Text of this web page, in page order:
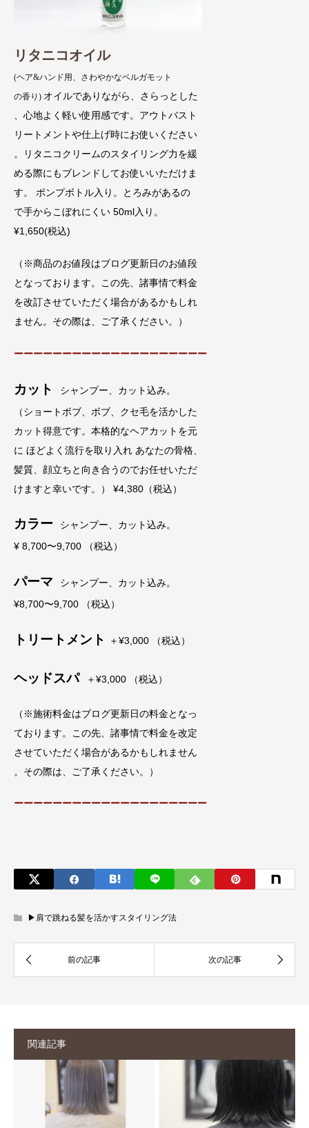
リタニコオイル
(ヘア&ハンド用、さわやかなベルガモット
の香り) オイルでありながら、さらっとした
、心地よく軽い使用感です。アウトバスト
リートメントや仕上げ時にお使いください
。リタニコクリームのスタイリング力を緩
める際にもブレンドしてお使いいただけま
す。 ポンプボトル入り。とろみがあるの
で手からこぼれにくい 50ml入り。
¥1,650(税込)
（※商品のお値段はブログ更新日のお値段
となっております。この先、諸事情で料金
を改訂させていただく場合があるかもしれ
ません。その際は、ご了承ください。）
ーーーーーーーーーーーーーーーーーーーー
カット
シャンプー、カット込み。
（ショートボブ、ボブ、クセ毛を活かした
カット得意です。本格的なヘアカットを元
に ほどよく流行を取り入れ あなたの骨格、
髪質、顔立ちと向き合うのでお任せいただ
けますと幸いです。） ¥4,380（税込）
カラー
シャンプー、カット込み。
¥ 8,700〜9,700 （税込）
パーマ
シャンプー、カット込み。
¥8,700〜9,700 （税込）
トリートメント ＋¥3,000 （税込）
ヘッドスパ ＋¥3,000 （税込）
（※施術料金はブログ更新日の料金となっ
ております。この先、諸事情で料金を改定
させていただく場合があるかもしれません
。その際は、ご了承ください。）
ーーーーーーーーーーーーーーーーーーーー
▶︎肩で跳ねる髪を活かすスタイリング法
関連記事